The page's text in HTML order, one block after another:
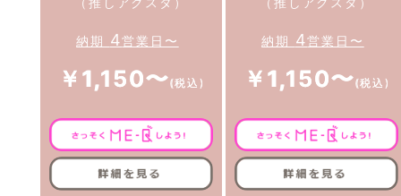
納期 4営業日〜
￥1,150〜
納期 4営業日〜
￥1,150〜